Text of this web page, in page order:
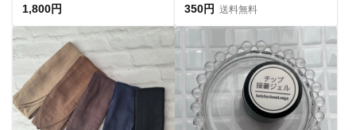
1,800円
350円 送料無料